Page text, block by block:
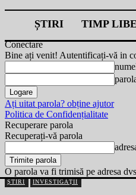
ȘTIRI TIMP
Conectare
Bine ați venit! Autentificați-vă in
Ați uitat parola? obține ajutor
Politica de Confidențialitate
Recuperare parola
Recuperați-vă parola
O parola va fi trimisă pe adresa
ȘTIRI INVESTIGAȚII